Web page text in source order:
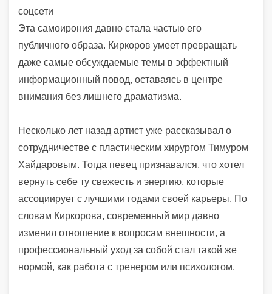
соцсети
Эта самоирония давно стала частью его
публичного образа. Киркоров умеет превращать
даже самые обсуждаемые темы в эффектный
информационный повод, оставаясь в центре
внимания без лишнего драматизма.
Несколько лет назад артист уже рассказывал о
сотрудничестве с пластическим хирургом Тимуром
Хайдаровым. Тогда певец признавался, что хотел
вернуть себе ту свежесть и энергию, которые
ассоциирует с лучшими годами своей карьеры. По
словам Киркорова, современный мир давно
изменил отношение к вопросам внешности, а
профессиональный уход за собой стал такой же
нормой, как работа с тренером или психологом.